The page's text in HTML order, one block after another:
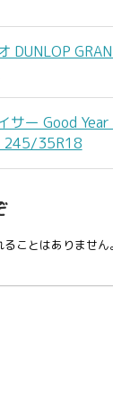
DUNLOP
サー Good
35R18
ことはありません。